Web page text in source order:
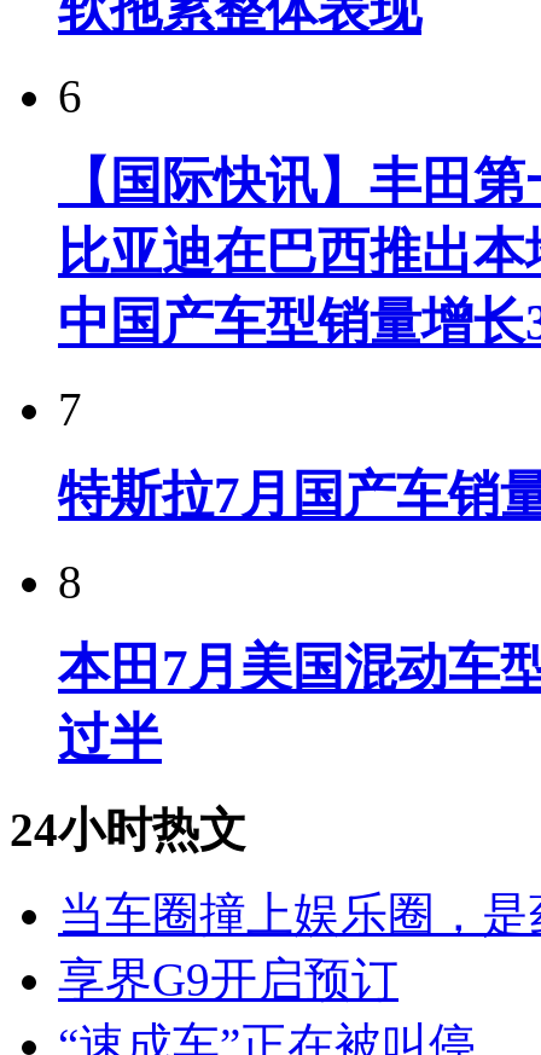
6
【国际快讯】丰田
比亚迪在巴西推出
中国产车型销量增长
7
特斯拉7月国产车销
8
本田7月美国混动车
过半
24小时热文
当车圈撞上娱乐圈，
享界G9开启预订
“速成车”正在被叫停